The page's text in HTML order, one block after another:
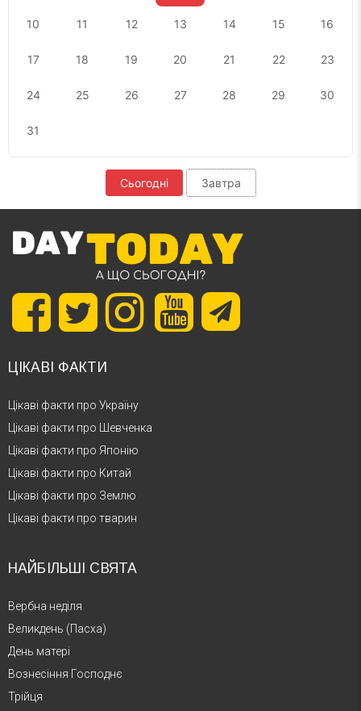
10 11 12 13 14 15 16
17 18 19 20 21 22 23
24 25 26 27 28 29 30
31
Сьогодні Завтра
ЦІКАВІ ФАКТИ
Цікаві факти про Україну
Цікаві факти про Шевченка
Цікаві факти про Японію
Цікаві факти про Китай
Цікаві факти про Землю
Цікаві факти про тварин
НАЙБІЛЬШІ СВЯТА
Вербна неділя
Великдень (Пасха)
День матері
Вознесіння Господнє
Трійця